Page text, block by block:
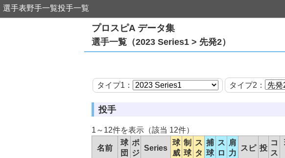
選手表野手一覧投手一覧
プロスピA データ集
選手一覧（2023 Series1 > 先発2）
タイプ1： タイプ2：
投手
1～12件を表示（該当 12件）
名前
球
団
ポ
ジ
Series
球
威
制
球
ス
タ
捕
球
ス
ロ
肩
力
スピ 投
コ
ス